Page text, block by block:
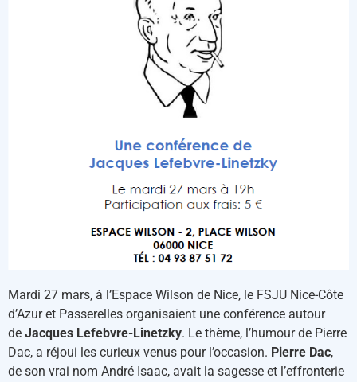
Mardi 27 mars, à l’Espace Wilson de Nice, le FSJU Nice-Côte
d’Azur et Passerelles organisaient une conférence autour
de Jacques Lefebvre-Linetzky. Le thème, l’humour de Pierre
Dac, a réjoui les curieux venus pour l’occasion. Pierre Dac,
de son vrai nom André Isaac, avait la sagesse et l’effronterie